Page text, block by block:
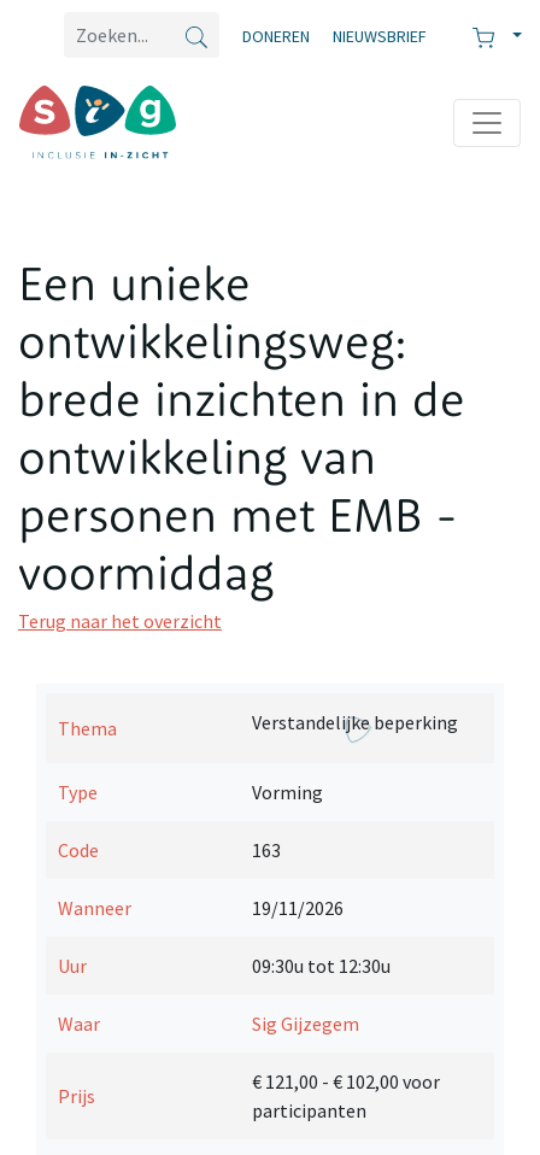
DONEREN NIEUWSBRIEF
Een unieke
ontwikkelingsweg:
brede inzichten in de
ontwikkeling van
personen met EMB -
voormiddag
Terug naar het overzicht
Thema Verstandelijke beperking
Type Vorming
Code 163
Wanneer 19/11/2026
Uur 09:30u tot 12:30u
Waar Sig Gijzegem
Prijs
€ 121,00 - € 102,00 voor
participanten